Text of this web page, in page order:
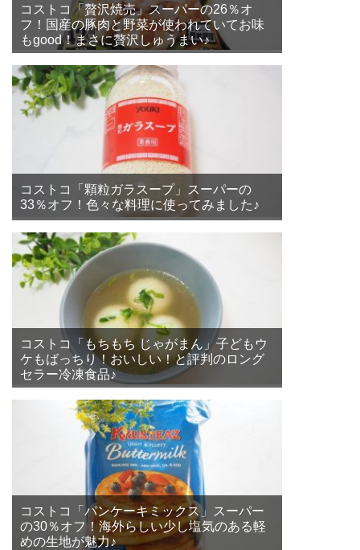
コストコ「贅沢焼売」スーパーの26％オ
フ！国産の豚肉と野菜が使われていてお味
もgood！まさに贅沢しゅうまい♪
コストコ「顆粒ガラスープ」スーパーの
33％オフ！色々な料理に使ってみました♪
コストコ「もちもち じゃがまん」子どもウ
ケもばっちり！おいしい！と評判のロング
セラー冷凍食品♪
コストコ「パンケーキミックス」スーパー
の30％オフ！海外らしい少し塩気のある軽
めの生地が魅力♪